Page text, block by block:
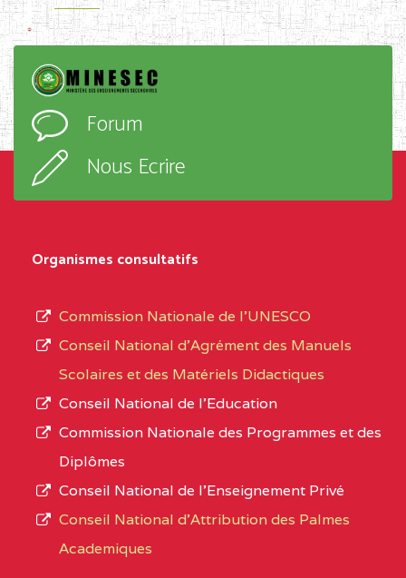
Forum
Nous Ecrire
Organismes consultatifs
Commission Nationale de l’UNESCO
Conseil National d’Agrément des Manuels
Scolaires et des Matériels Didactiques
Conseil National de l’Education
Commission Nationale des Programmes et des
Diplômes
Conseil National de l’Enseignement Privé
Conseil National d'Attribution des Palmes
Academiques